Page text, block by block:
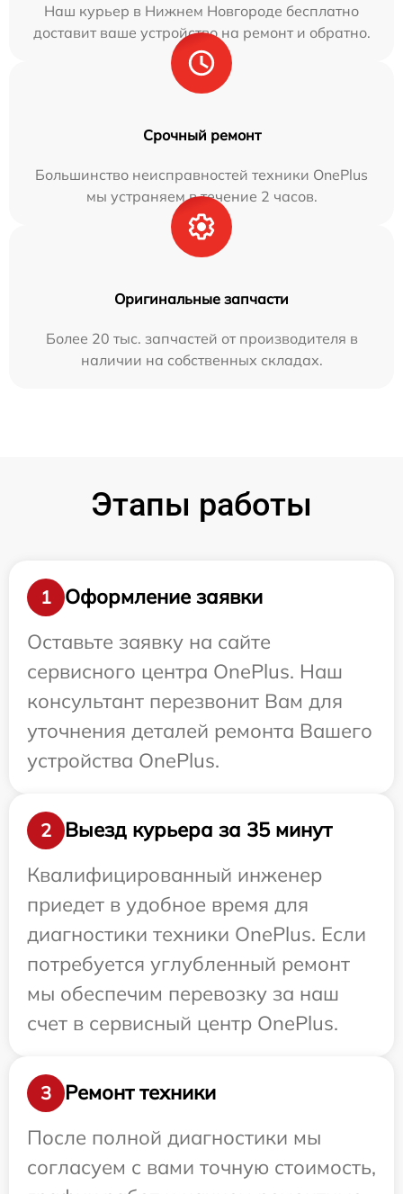
Наш курьер в Нижнем Новгороде бесплатно
доставит ваше устройство на ремонт и обратно.
Срочный ремонт
Большинство неисправностей техники OnePlus
мы устраняем в течение 2 часов.
Оригинальные запчасти
Более 20 тыс. запчастей от производителя в
наличии на собственных складах.
Этапы работы
1
Оформление заявки
Оставьте заявку на сайте
сервисного центра OnePlus. Наш
консультант перезвонит Вам для
уточнения деталей ремонта Вашего
устройства OnePlus.
2
Выезд курьера за 35 минут
Квалифицированный инженер
приедет в удобное время для
диагностики техники OnePlus. Если
потребуется углубленный ремонт
мы обеспечим перевозку за наш
счет в сервисный центр OnePlus.
3
Ремонт техники
После полной диагностики мы
согласуем с вами точную стоимость,